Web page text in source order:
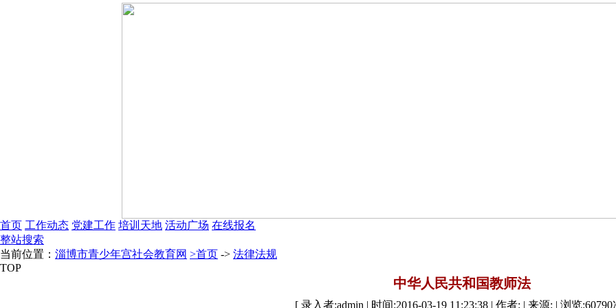
首页 工作动态 党建工作 培训天地 活动广场 在线报名
整站搜索
当前位置： 淄博市青少年宫社会教育网 >首页 -> 法律法规
TOP
中华人民共和国教师法
[ 录入者:admin | 时间:2016-03-19 11:23:38 | 作者: | 来源: | 浏览:60790